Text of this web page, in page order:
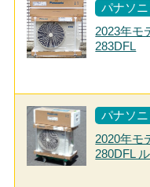
パナソニ
2023年モ
283DFL
パナソニ
2020年モ
280DFL